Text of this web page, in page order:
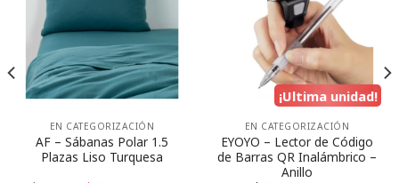
EN CATEGORIZACIÓN
AF – Sábanas Polar 1.5
Plazas Liso Turquesa
¡Ultima unidad!
EN CATEGORIZACIÓN
EYOYO – Lector de Código
de Barras QR Inalámbrico –
Anillo